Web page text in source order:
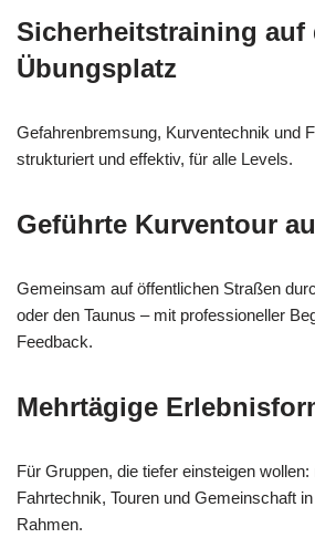
Sicherheitstraining auf
Übungsplatz
Gefahrenbremsung, Kurventechnik und
strukturiert und effektiv, für alle Levels.
Geführte Kurventour
Gemeinsam auf öffentlichen Straßen
oder den Taunus – mit professioneller
Feedback.
Mehrtägige
Für Gruppen, die tiefer einsteigen wollen:
Fahrtechnik, Touren und Gemeinschaft
Rahmen.